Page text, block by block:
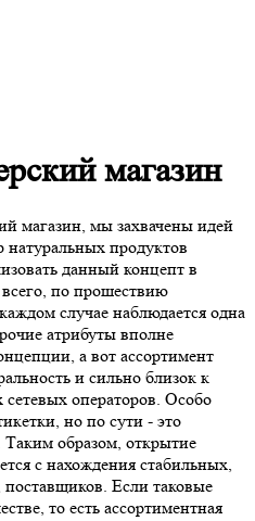
магазин
магазин, мы захвачены идей
натуральных продуктов
данный концепт в
по прошествию
случае наблюдается одна
атрибуты вполне
а вот ассортимент
и сильно близок к
операторов. Особо
но по сути - это
образом, открытие
с нахождения стабильных,
Если таковые
то есть ассортиментная